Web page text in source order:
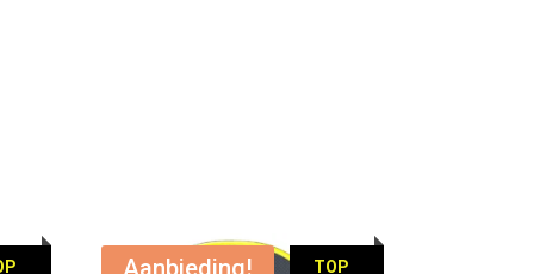
TOP
Aanbieding!